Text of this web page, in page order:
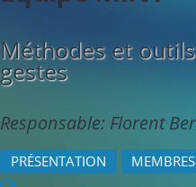
Méthodes et
gestes
Responsable: Florent
PRÉSENTATION MEMBRES